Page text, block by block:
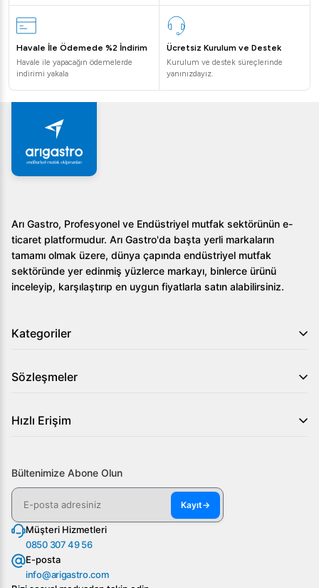
Havale İle Ödemede %2 İndirim
Havale ile yapacağın ödemelerde
indirimi yakala
Ücretsiz Kurulum ve Destek
Kurulum ve destek süreçlerinde
yanınızdayız.
Arı Gastro, Profesyonel ve Endüstriyel mutfak sektörünün e-
ticaret platformudur. Arı Gastro'da başta yerli markaların
tamamı olmak üzere, dünya çapında endüstriyel mutfak
sektöründe yer edinmiş yüzlerce markayı, binlerce ürünü
inceleyip, karşılaştırıp en uygun fiyatlarla satın alabilirsiniz.
Kategoriler
Sözleşmeler
Hızlı Erişim
Bültenimize Abone Olun
Kayıt→
Müşteri Hizmetleri
0850 307 49 56
E-posta
info@arigastro.com